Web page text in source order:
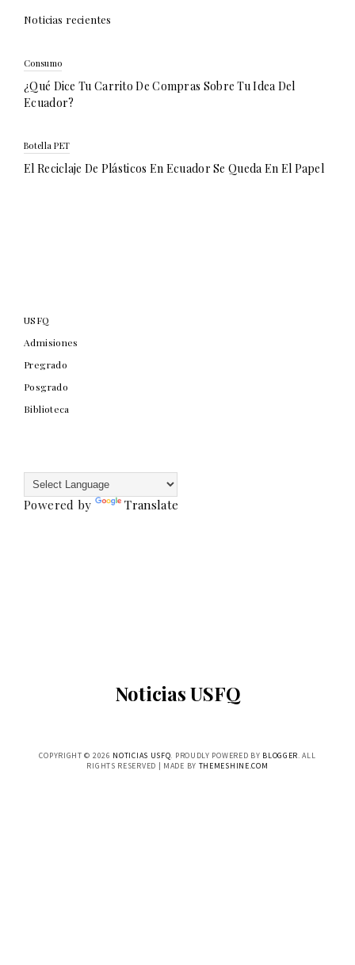
Noticias recientes
Consumo
¿Qué Dice Tu Carrito De Compras Sobre Tu Idea Del
Ecuador?
Botella PET
El Reciclaje De Plásticos En Ecuador Se Queda En El Papel
USFQ
Admisiones
Pregrado
Posgrado
Biblioteca
Powered by Translate
Noticias USFQ
COPYRIGHT © 2026 NOTICIAS USFQ. PROUDLY POWERED BY BLOGGER. ALL
RIGHTS RESERVED | MADE BY THEMESHINE.COM